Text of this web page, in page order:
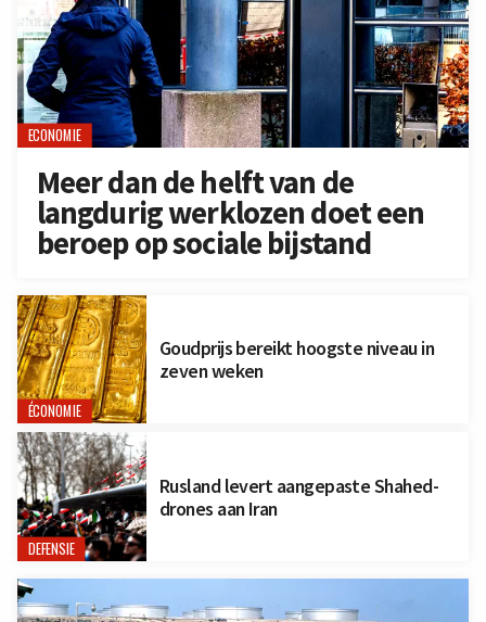
ECONOMIE
Meer dan de helft van de
langdurig werklozen doet een
beroep op sociale bijstand
ÉCONOMIE
Goudprijs bereikt hoogste niveau in
zeven weken
DEFENSIE
Rusland levert aangepaste Shahed-
drones aan Iran